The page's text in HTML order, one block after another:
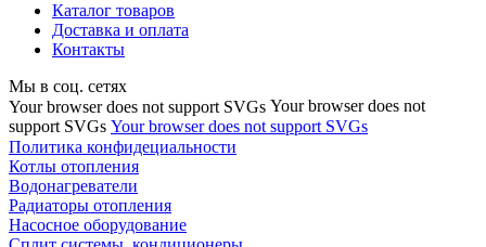
Каталог товаров
Доставка и оплата
Контакты
Мы в соц. сетях
Your browser does not support SVGs Your browser does not
support SVGs Your browser does not support SVGs
Политика конфидециальности
Котлы отопления
Водонагреватели
Радиаторы отопления
Насосное оборудование